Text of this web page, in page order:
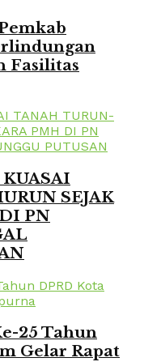
Fasilitas
SEJAK
PN
25 Tahun
Gelar Rapat